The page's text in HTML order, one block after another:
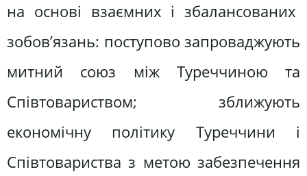
на основі взаємних і збалансованих
зобов’язань: поступово запроваджують
митний союз між Туреччиною та
Співтовариством; зближують
економічну політику Туреччини і
Співтовариства з метою забезпечення